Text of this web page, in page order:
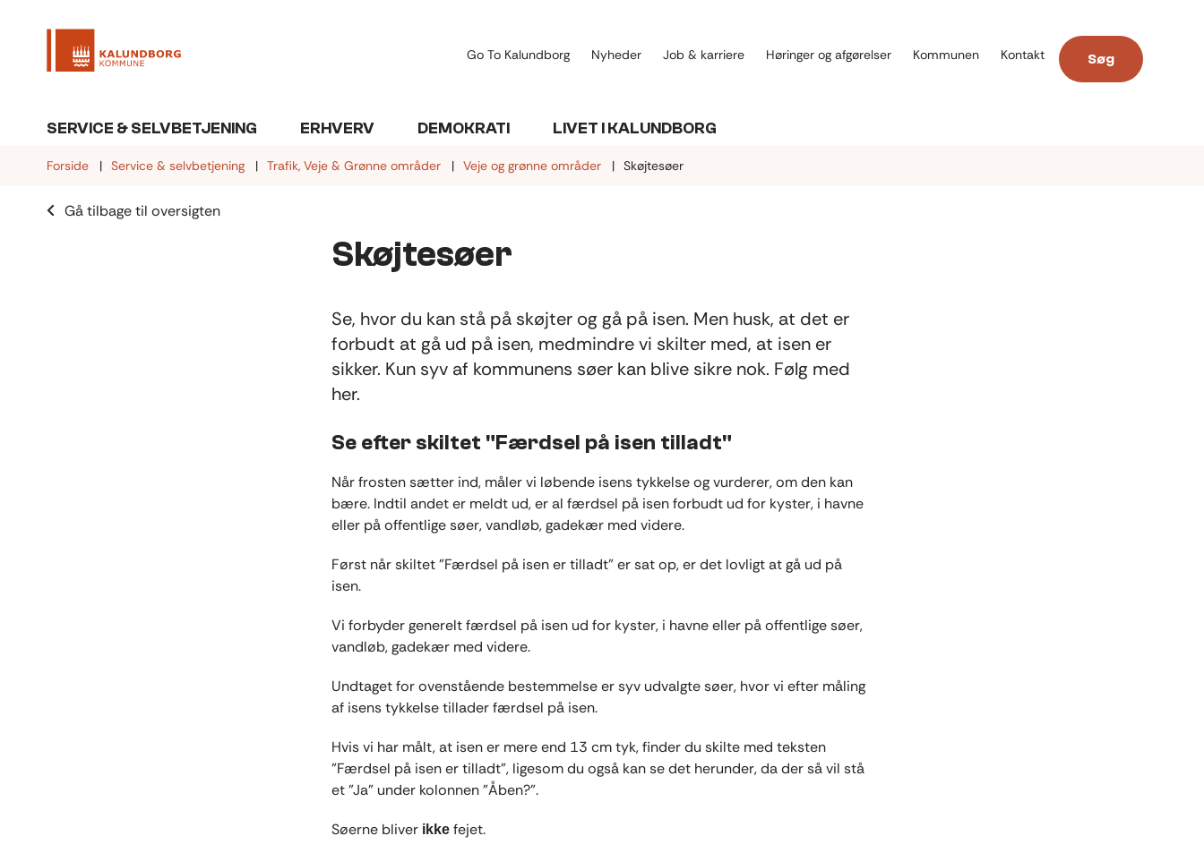
Go To Kalundborg Nyheder Job & karriere Høringer og afgørelser Kommunen Kontakt Søg
SERVICE & SELVBETJENING ERHVERV DEMOKRATI LIVET I KALUNDBORG
Forside Service & selvbetjening Trafik, Veje & Grønne områder Veje og grønne områder Skøjtesøer
Gå tilbage til oversigten
Skøjtesøer
Se, hvor du kan stå på skøjter og gå på isen. Men husk, at det er
forbudt at gå ud på isen, medmindre vi skilter med, at isen er
sikker. Kun syv af kommunens søer kan blive sikre nok. Følg med
her.
Se efter skiltet "Færdsel på isen tilladt"
Når frosten sætter ind, måler vi løbende isens tykkelse og vurderer, om den kan
bære. Indtil andet er meldt ud, er al færdsel på isen forbudt ud for kyster, i havne
eller på offentlige søer, vandløb, gadekær med videre.
Først når skiltet ”Færdsel på isen er tilladt” er sat op, er det lovligt at gå ud på
isen.
Vi forbyder generelt færdsel på isen ud for kyster, i havne eller på offentlige søer,
vandløb, gadekær med videre.
Undtaget for ovenstående bestemmelse er syv udvalgte søer, hvor vi efter måling
af isens tykkelse tillader færdsel på isen.
Hvis vi har målt, at isen er mere end 13 cm tyk, finder du skilte med teksten
”Færdsel på isen er tilladt”, ligesom du også kan se det herunder, da der så vil stå
et ”Ja” under kolonnen ”Åben?”.
Søerne bliver ikke fejet.